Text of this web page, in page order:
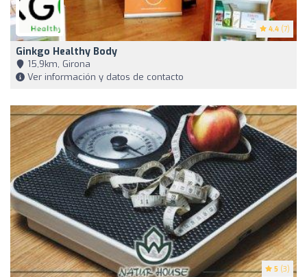
4.4 (7)
Ginkgo Healthy Body
15,9km, Girona
Ver información y datos de contacto
5 (3)